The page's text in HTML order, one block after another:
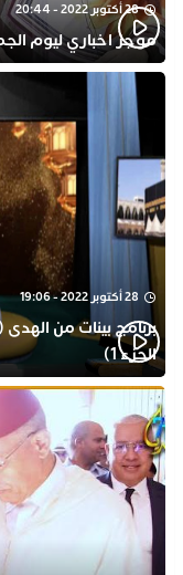
28 أكتوبر 2022 - 20:44
موجز اخباري ليوم الجمعة 28
28 أكتوبر 2022 - 19:06
الجزء 1)